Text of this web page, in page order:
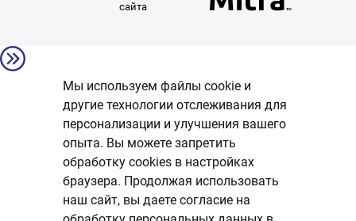
сайта
Мы используем файлы cookie и
другие технологии отслеживания для
персонализации и улучшения вашего
опыта. Вы можете запретить
обработку сookies в настройках
браузера. Продолжая использовать
наш сайт, вы даете согласие на